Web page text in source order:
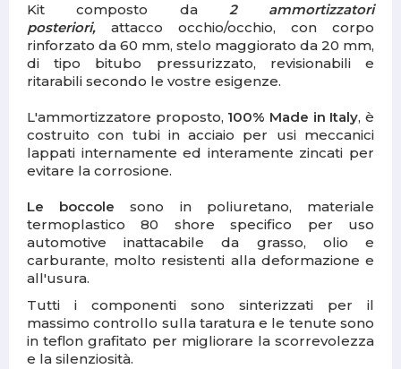
Kit composto da 2 ammortizzatori
posteriori,
attacco occhio/occhio, con corpo
rinforzato da 60 mm, stelo maggiorato da 20 mm,
di tipo bitubo pressurizzato, revisionabili e
ritarabili secondo le vostre esigenze.
L'ammortizzatore proposto, 100% Made in Italy, è
costruito con tubi in acciaio per usi meccanici
lappati internamente ed interamente zincati per
evitare la corrosione.
Le boccole sono in poliuretano, materiale
termoplastico 80 shore specifico per uso
automotive inattacabile da grasso, olio e
carburante, molto resistenti alla deformazione e
all'usura.
Tutti i componenti sono sinterizzati per il
massimo controllo sulla taratura e le tenute sono
in teflon grafitato per migliorare la scorrevolezza
e la silenziosità.